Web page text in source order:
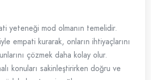
yeteneği mod olmanın temelidir.
empati kurarak, onların ihtiyaçlarını
çözmek daha kolay olur.
konuları sakinleştirirken doğru ve